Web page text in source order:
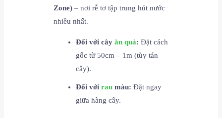
Zone) – nơi rễ tơ tập trung hút nước
nhiều nhất.
Đối với câyăn quả: Đặt cách
gốc từ 50cm – 1m (tùy tán
cây).
Đối vớirau màu: Đặt ngay
giữa hàng cây.